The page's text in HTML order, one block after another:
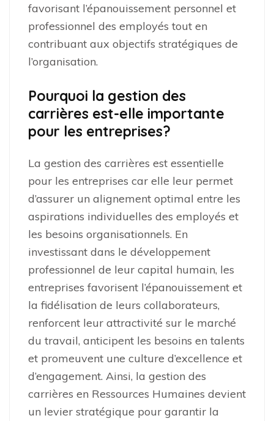
favorisant l’épanouissement personnel et
professionnel des employés tout en
contribuant aux objectifs stratégiques de
l’organisation.
Pourquoi la gestion des
carrières est-elle importante
pour les entreprises?
La gestion des carrières est essentielle
pour les entreprises car elle leur permet
d’assurer un alignement optimal entre les
aspirations individuelles des employés et
les besoins organisationnels. En
investissant dans le développement
professionnel de leur capital humain, les
entreprises favorisent l’épanouissement et
la fidélisation de leurs collaborateurs,
renforcent leur attractivité sur le marché
du travail, anticipent les besoins en talents
et promeuvent une culture d’excellence et
d’engagement. Ainsi, la gestion des
carrières en Ressources Humaines devient
un levier stratégique pour garantir la